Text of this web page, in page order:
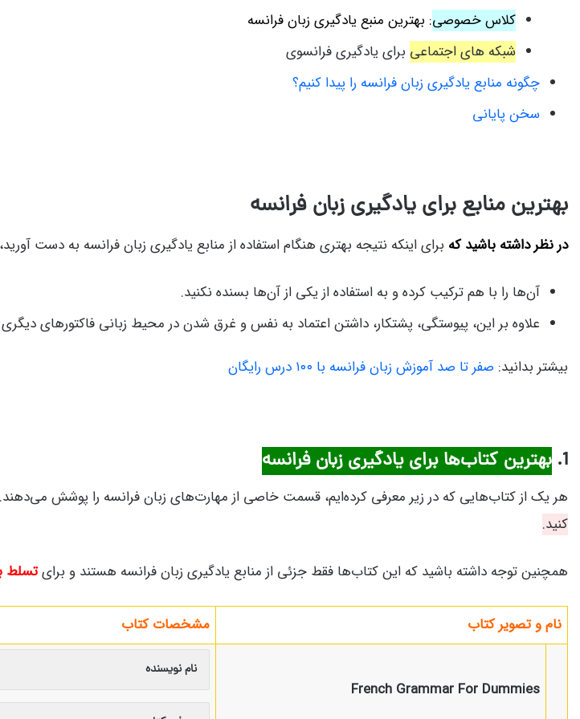
کلاس خصوصی: بهترین منبع یادگیری زبان فرانسه
شبکه های اجتماعی برای یادگیری فرانسوی
چگونه منابع یادگیری زبان فرانسه را پیدا کنیم؟
سخن پایانی
بهترین منابع برای یادگیری زبان فرانسه
در نظر داشته باشید که برای اینکه نتیجه بهتری هنگام استفاده از منابع یادگیری زبان فرانسه به دست
آن‌ها را با هم ترکیب کرده و به استفاده از یکی از آن‌ها بسنده نکنید.
علاوه بر این، پیوستگی، پشتکار، داشتن اعتماد به نفس و غرق شدن در محیط زبانی فاکتورهای
بیشتر بدانید: صفر تا صد آموزش زبان فرانسه با ۱۰۰ درس رایگان
1. بهترین کتاب‌ها برای یادگیری زبان فرانسه
هر یک از کتاب‌هایی که در زیر معرفی کرده‌ایم، قسمت خاصی از مهارت‌های زبان فرانسه را پوشش می‌دهند.
کنید.
همچنین توجه داشته باشید که این کتاب‌ها فقط جزئی از منابع یادگیری زبان فرانسه هستند و برایتسلط
نام و تصویر کتاب مشخصات کتاب
French Grammar For Dummies
نام نویسنده